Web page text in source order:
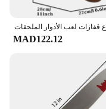
MAD122.12